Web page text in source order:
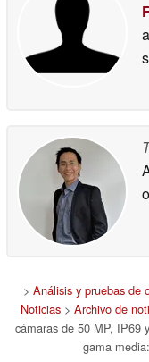
> Análisis y pruebas de
Noticias > Archivo de
cámaras de 50 MP, IP69
gama